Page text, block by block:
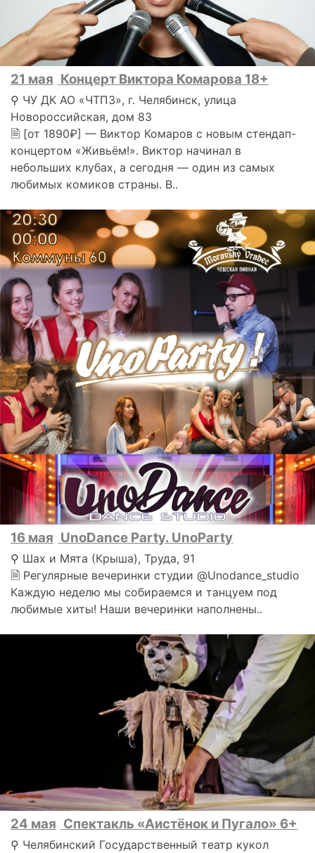
21 мая Концерт Виктора Комарова 18+
⚲ ЧУ ДК АО «ЧТПЗ», г. Челябинск, улица
Новороссийская, дом 83
🗎 [от 1890₽] — Виктор Комаров с новым стендап-
концертом «Живьём!». Виктор начинал в
небольших клубах, а сегодня — один из самых
любимых комиков страны. В..
16 мая UnoDance Party. UnoParty
⚲ Шах и Мята (Крыша), Труда, 91
🗎 Регулярные вечеринки студии @Unodance_studio
Каждую неделю мы собираемся и танцуем под
любимые хиты! Наши вечеринки наполнены..
24 мая Спектакль «Аистёнок и Пугало» 6+
⚲ Челябинский Государственный театр кукол